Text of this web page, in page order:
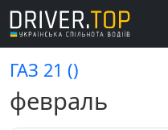
ГАЗ 21 ()
февраль